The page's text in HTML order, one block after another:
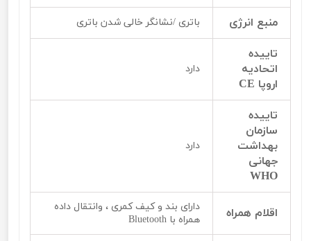
منبع انرژی باتری /نشانگر خالی شدن باتری
تاییده
اتحادیه
اروپا CE
دارد
تاییده
سازمان
بهداشت
جهانی
WHO
دارد
اقلام همراه
دارای بند و کیف کمری ، وانتقال داده
همراه با Bluetooth